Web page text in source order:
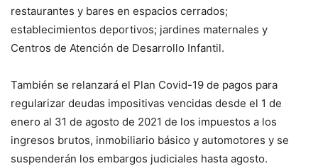
restaurantes y bares en espacios cerrados;
establecimientos deportivos; jardines maternales y
Centros de Atención de Desarrollo Infantil.
También se relanzará el Plan Covid-19 de pagos para
regularizar deudas impositivas vencidas desde el 1 de
enero al 31 de agosto de 2021 de los impuestos a los
ingresos brutos, inmobiliario básico y automotores y se
suspenderán los embargos judiciales hasta agosto.